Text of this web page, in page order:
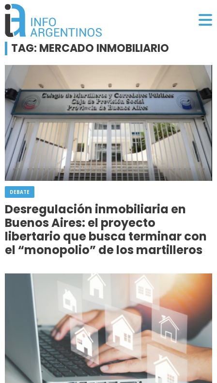
TAG: MERCADO INMOBILIARIO
DEBATE
Desregulación inmobiliaria en
Buenos Aires: el proyecto
libertario que busca terminar con
el “monopolio” de los martilleros